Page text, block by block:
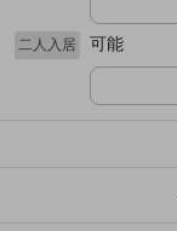
二人入居 可能